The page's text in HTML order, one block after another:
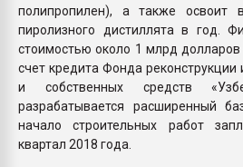
полипропилен), а также освоит
пиролизного дистиллята в год.
стоимостью около 1 млрд
счет кредита Фонда реконструкции
и собственных средств
разрабатывается расширенный
начало строительных работ
квартал 2018 года.